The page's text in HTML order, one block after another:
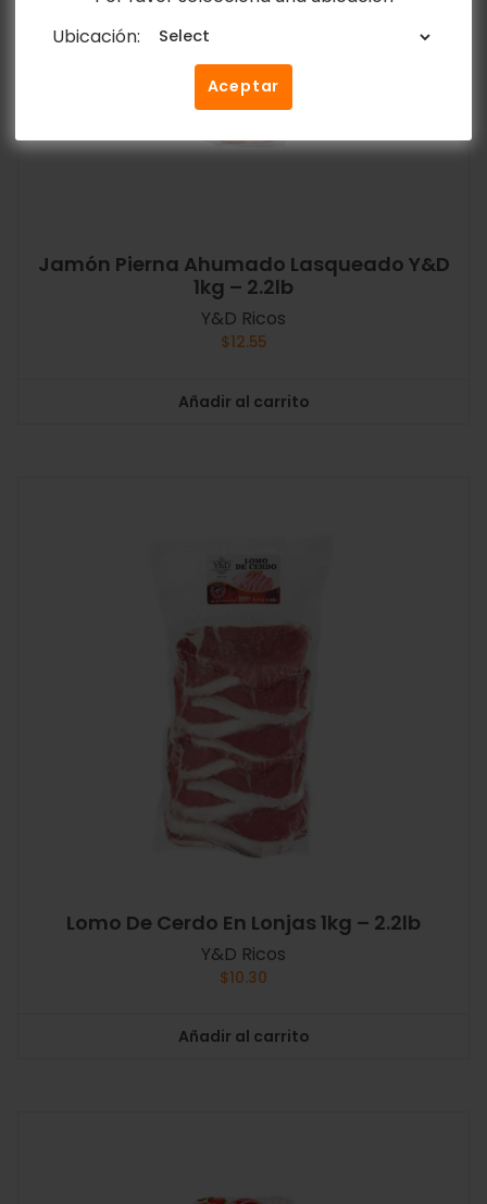
Ubicación:
Aceptar
Jamón Pierna Ahumado Lasqueado Y&D
1kg – 2.2lb
Y&D Ricos
$12.55
Añadir al carrito
Lomo De Cerdo En Lonjas 1kg – 2.2lb
Y&D Ricos
$10.30
Añadir al carrito